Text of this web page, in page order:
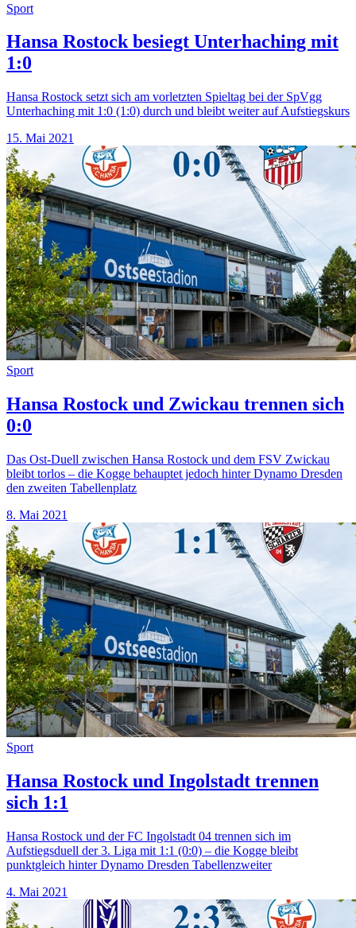
Sport
Hansa Rostock besiegt Unterhaching mit
1:0
Hansa Rostock setzt sich am vorletzten Spieltag bei der SpVgg
Unterhaching mit 1:0 (1:0) durch und bleibt weiter auf Aufstiegskurs
15. Mai 2021
Sport
Hansa Rostock und Zwickau trennen sich
0:0
Das Ost-Duell zwischen Hansa Rostock und dem FSV Zwickau
bleibt torlos – die Kogge behauptet jedoch hinter Dynamo Dresden
den zweiten Tabellenplatz
8. Mai 2021
Sport
Hansa Rostock und Ingolstadt trennen
sich 1:1
Hansa Rostock und der FC Ingolstadt 04 trennen sich im
Aufstiegsduell der 3. Liga mit 1:1 (0:0) – die Kogge bleibt
punktgleich hinter Dynamo Dresden Tabellenzweiter
4. Mai 2021